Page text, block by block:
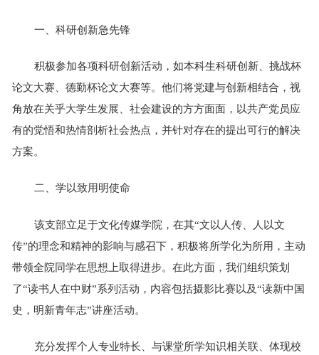
一、科研创新急先锋
积极参加各项科研创新活动，如本科生科研创新、挑战杯
论文大赛、德勤杯论文大赛等。他们将党建与创新相结合，视
角放在关乎大学生发展、社会建设的方方面面，以共产党员应
有的觉悟和热情剖析社会热点，并针对存在的提出可行的解决
方案。
二、学以致用明使命
该支部立足于文化传媒学院，在其“文以人传、人以文
传”的理念和精神的影响与感召下，积极将所学化为所用，主动
带领全院同学在思想上取得进步。在此方面，我们组织策划
了“读书人在中财”系列活动，内容包括摄影比赛以及“读新中国
史，明新青年志”讲座活动。
充分发挥个人专业特长、与课堂所学知识相关联、体现校